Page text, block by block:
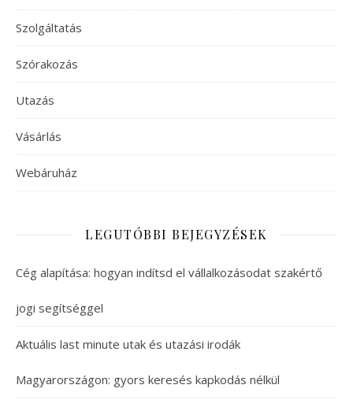
Szolgáltatás
Szórakozás
Utazás
Vásárlás
Webáruház
LEGUTÓBBI BEJEGYZÉSEK
Cég alapítása: hogyan indítsd el vállalkozásodat szakértő
jogi segítséggel
Aktuális last minute utak és utazási irodák
Magyarországon: gyors keresés kapkodás nélkül